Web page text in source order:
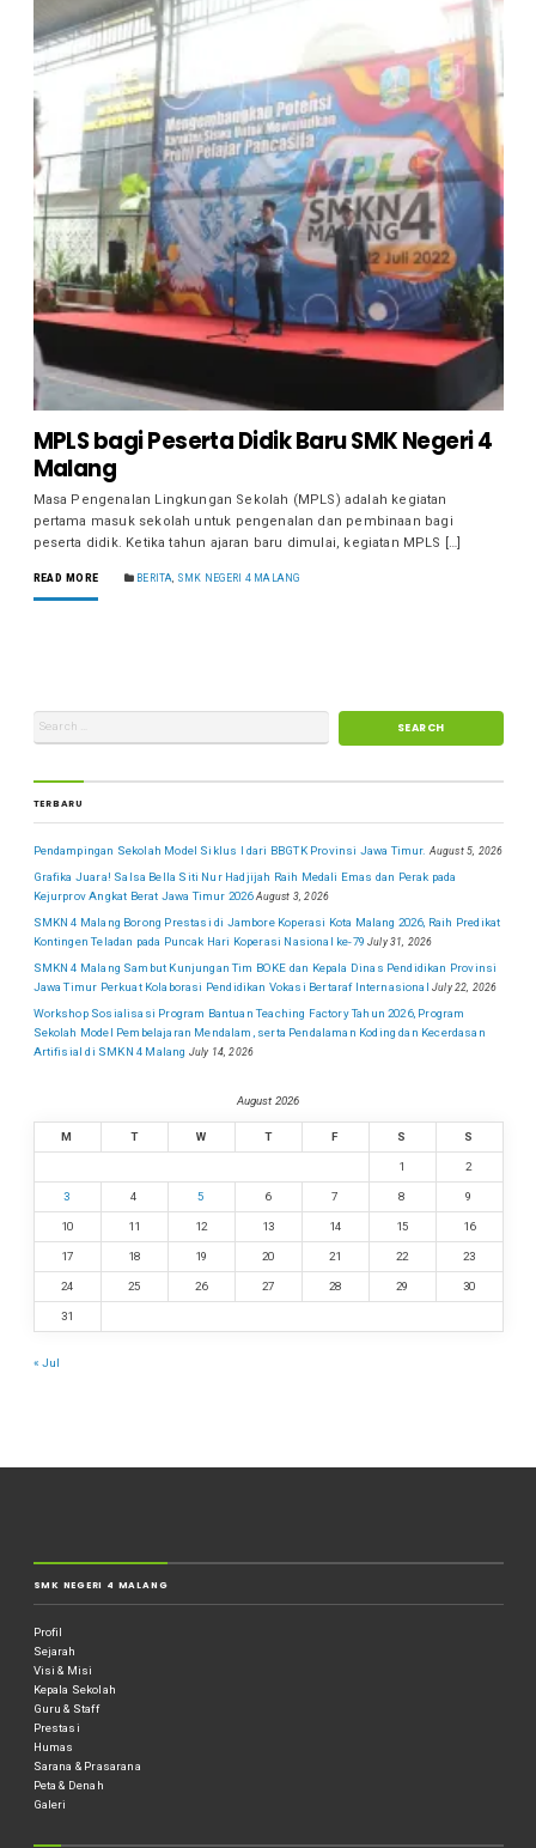
MPLS bagi Peserta Didik Baru SMK Negeri 4
Malang
Masa Pengenalan Lingkungan Sekolah (MPLS) adalah kegiatan
pertama masuk sekolah untuk pengenalan dan pembinaan bagi
peserta didik. Ketika tahun ajaran baru dimulai, kegiatan MPLS […]
READ MORE BERITA SMK NEGERI 4 MALANG
TERBARU
Pendampingan Sekolah Model Siklus I dari BBGTK Provinsi Jawa Timur. August 5, 2026
Grafika Juara! Salsa Bella Siti Nur Hadjijah Raih Medali Emas dan Perak pada
Kejurprov Angkat Berat Jawa Timur 2026 August 3, 2026
SMKN 4 Malang Borong Prestasi di Jambore Koperasi Kota Malang 2026, Raih Predikat
Kontingen Teladan pada Puncak Hari Koperasi Nasional ke-79 July 31, 2026
SMKN 4 Malang Sambut Kunjungan Tim BOKE dan Kepala Dinas Pendidikan Provinsi
Jawa Timur Perkuat Kolaborasi Pendidikan Vokasi Bertaraf Internasional July 22, 2026
Workshop Sosialisasi Program Bantuan Teaching Factory Tahun 2026, Program
Sekolah Model Pembelajaran Mendalam, serta Pendalaman Koding dan Kecerdasan
Artifisial di SMKN 4 Malang July 14, 2026
August 2026
M T W T F S S
1 2
3 4 5 6 7 8 9
10 11 12 13 14 15 16
17 18 19 20 21 22 23
24 25 26 27 28 29 30
31
« Jul
SMK NEGERI 4 MALANG
Profil
Sejarah
Visi & Misi
Kepala Sekolah
Guru & Staff
Prestasi
Humas
Sarana & Prasarana
Peta & Denah
Galeri